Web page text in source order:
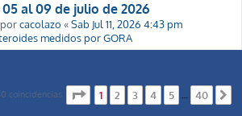
05 al 09 de julio de 2026
cacolazo «Sab Jul 11, 2026 4:43 pm
medidos por GORA
coincidencias Página de 40
1 2 3 4 5 … 40